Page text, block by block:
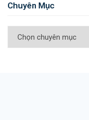
Chuyên Mục